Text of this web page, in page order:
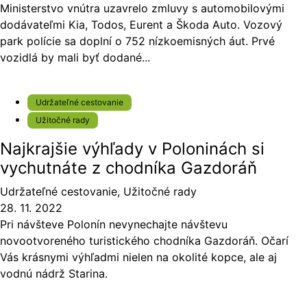
Ministerstvo vnútra uzavrelo zmluvy s automobilovými
dodávateľmi Kia, Todos, Eurent a Škoda Auto. Vozový
park polície sa doplní o 752 nízkoemisných áut. Prvé
vozidlá by mali byť dodané...
Udržateľné cestovanie
Užitočné rady
Najkrajšie výhľady v Poloninách si
vychutnáte z chodníka Gazdoráň
Udržateľné cestovanie, Užitočné rady
28. 11. 2022
Pri návšteve Polonín nevynechajte návštevu
novootvoreného turistického chodníka Gazdoráň. Očarí
Vás krásnymi výhľadmi nielen na okolité kopce, ale aj
vodnú nádrž Starina.